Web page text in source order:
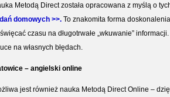
Metodą Direct została opracowana z myślą o
domowych >>. To znakomita forma
czasu na długotrwałe „wkuwanie”
na własnych błędach.
– angielski online
jest również nauka Metodą Direct Online –